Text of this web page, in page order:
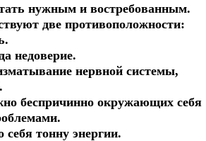
нужным и востребованным.
две противоположности:
недоверие.
нервной системы,
беспричинно окружающих себя
тонну энергии.